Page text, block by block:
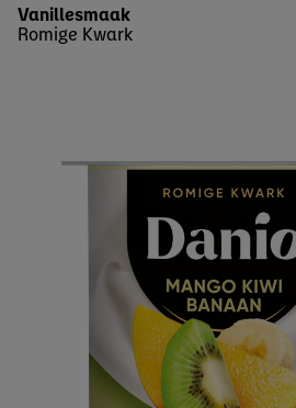
Romige Kwark
Vanillesmaak